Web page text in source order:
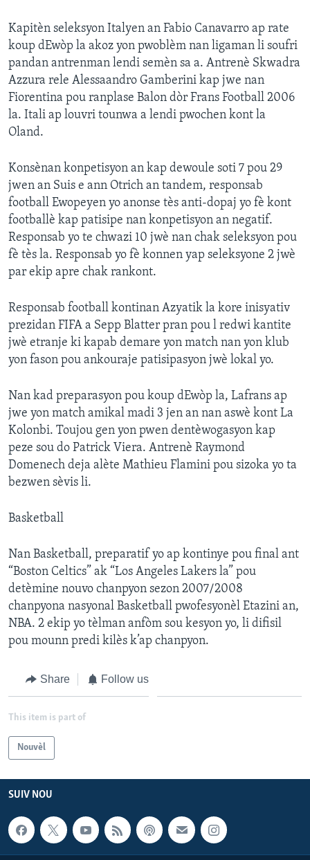
Kapitèn seleksyon Italyen an Fabio Canavarro ap rate
koup dEwòp la akoz yon pwoblèm nan ligaman li soufri
pandan antrenman lendi semèn sa a. Antrenè Skwadra
Azzura rele Alessaandro Gamberini kap jwe nan
Fiorentina pou ranplase Balon dòr Frans Football 2006
la. Itali ap louvri tounwa a lendi pwochen kont la
Oland.
Konsènan konpetisyon an kap dewoule soti 7 pou 29
jwen an Suis e ann Otrich an tandem, responsab
football Ewopeyen yo anonse tès anti-dopaj yo fè kont
footballè kap patisipe nan konpetisyon an negatif.
Responsab yo te chwazi 10 jwè nan chak seleksyon pou
fè tès la. Responsab yo fè konnen yap seleksyone 2 jwè
par ekip apre chak rankont.
Responsab football kontinan Azyatik la kore inisyativ
prezidan FIFA a Sepp Blatter pran pou l redwi kantite
jwè etranje ki kapab demare yon match nan yon klub
yon fason pou ankouraje patisipasyon jwè lokal yo.
Nan kad preparasyon pou koup dEwòp la, Lafrans ap
jwe yon match amikal madi 3 jen an nan aswè kont La
Kolonbi. Toujou gen yon pwen dentèwogasyon kap
peze sou do Patrick Viera. Antrenè Raymond
Domenech deja alète Mathieu Flamini pou sizoka yo ta
bezwen sèvis li.
Basketball
Nan Basketball, preparatif yo ap kontinye pou final ant
“Boston Celtics” ak “Los Angeles Lakers la” pou
detèmine nouvo chanpyon sezon 2007/2008
chanpyona nasyonal Basketball pwofesyonèl Etazini an,
NBA. 2 ekip yo tèlman anfòm sou kesyon yo, li difisil
pou mounn predi kilès k’ap chanpyon.
Share Follow us
This item is part of
Nouvèl
SUIV NOU